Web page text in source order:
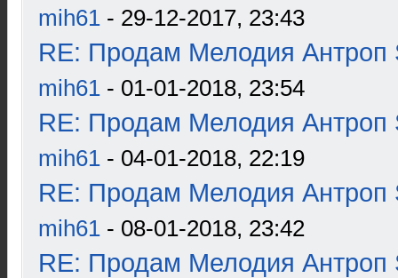
mih61 - 29-12-2017, 23:43
RE: Продам Мелодия Антроп
mih61 - 01-01-2018, 23:54
RE: Продам Мелодия Антроп
mih61 - 04-01-2018, 22:19
RE: Продам Мелодия Антроп
mih61 - 08-01-2018, 23:42
RE: Продам Мелодия Антроп